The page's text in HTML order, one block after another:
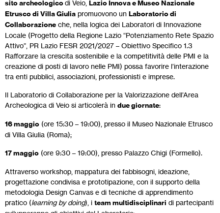
sito archeologicodi Veio, Lazio Innova e Museo Nazionale
Etrusco di Villa Giulia promuovono un Laboratorio di
Collaborazione che, nella logica dei Laboratori di Innovazione
Locale (Progetto della Regione Lazio “Potenziamento Rete Spazio
Attivo”, PR Lazio FESR 2021/2027 – Obiettivo Specifico 1.3
Rafforzare la crescita sostenibile e la competitività delle PMI e la
creazione di posti di lavoro nelle PMI) possa favorire l’interazione
tra enti pubblici, associazioni, professionisti e imprese.
Il Laboratorio di Collaborazione per la Valorizzazione dell’Area
Archeologica di Veio si articolerà in due giornate:
16 maggio (ore 15:30 – 19:00), presso il Museo Nazionale Etrusco
di Villa Giulia (Roma);
17 maggio (ore 9:30 – 19:00), presso Palazzo Chigi (Formello).
Attraverso workshop, mappatura dei fabbisogni, ideazione,
progettazione condivisa e prototipazione, con il supporto della
metodologia Design Canvas e di tecniche di apprendimento
pratico (learning by doing), i team multidisciplinari di partecipanti